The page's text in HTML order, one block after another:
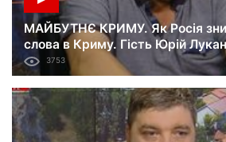
МАЙБУТНЄ КРИМУ. Як Росія
слова в Криму. Гість Юрій
3753